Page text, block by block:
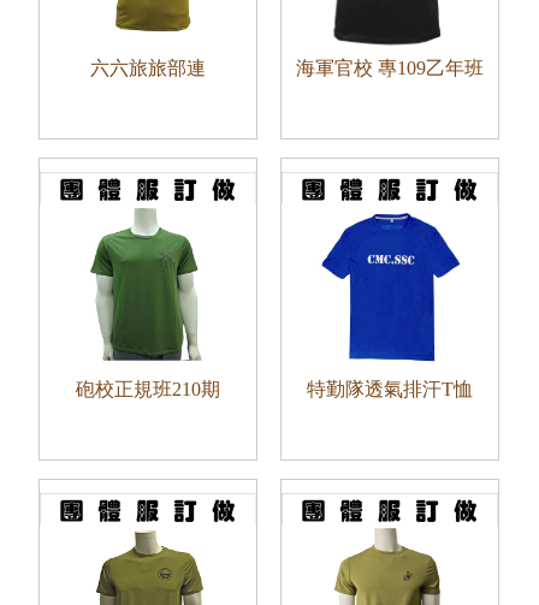
六六旅旅部連 海軍官校 專109乙年班
砲校正規班210期 特勤隊透氣排汗T恤